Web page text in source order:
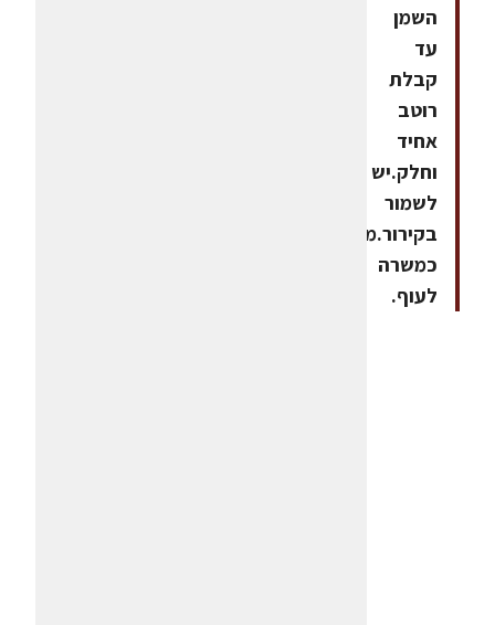
השמן
עד
קבלת
רוטב
אחיד
וחלק.יש
לשמור
בקירור.משמש
כמשרה
לעוף.